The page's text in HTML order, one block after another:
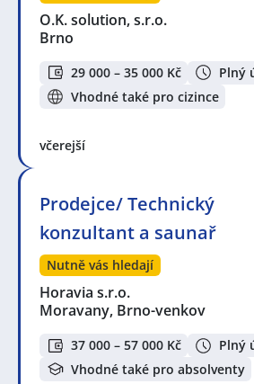
O.K. solution, s.r.o.
Brno
29 000 – 35 000 Kč
Plný
Vhodné také pro cizince
včerejší
Prodejce/ Technický
konzultant a saunař
Nutně vás hledají
Horavia s.r.o.
Moravany, Brno-venkov
37 000 – 57 000 Kč
Plný
Vhodné také pro absolventy